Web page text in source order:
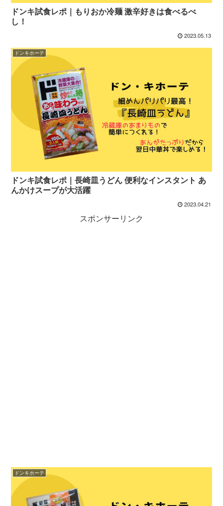
ドンキ試食レポ｜もりおか冷麺 激辛好きは食べるべ
し！
2023.05.13
ドンキホーテ
ドンキ試食レポ｜長崎皿うどん 便利なインスタント あ
んかけスープが大活躍
2023.04.21
スポンサーリンク
ドンキホーテ